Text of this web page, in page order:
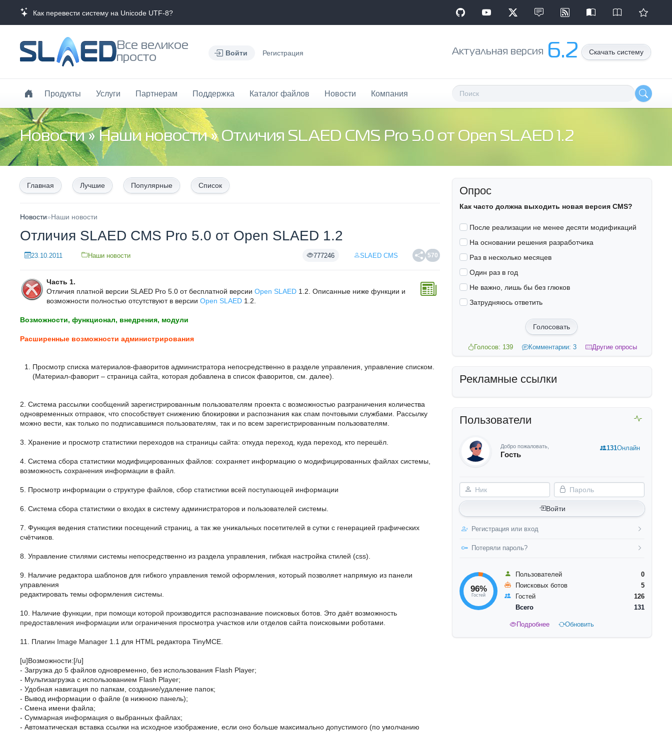
Как перевести систему на Unicode UTF-8?
Все великое
просто
Войти Регистрация Aктуальная версия 6.2 Скачать систему
Продукты Услуги Партнерам Поддержка Каталог файлов Новости Компания
Новости» Наши новости» Отличия SLAED CMS Pro 5.0 от Open SLAED 1.2
Главная Лучшие Популярные Список
Новости»Наши новости
Отличия SLAED CMS Pro 5.0 от Open SLAED 1.2
777246 SLAED CMS 570
23.10.2011 Наши новости
Часть 1.
Отличия платной версии SLAED Pro 5.0 от бесплатной версии Open SLAED 1.2. Описанные ниже функции и
возможности полностью отсутствуют в версии Open SLAED 1.2.
Возможности, функционал, внедрения, модули
Расширенные возможности администрирования
Просмотр списка материалов-фаворитов администратора непосредственно в разделе управления, управление списком.
(Материал-фаворит – страница сайта, которая добавлена в список фаворитов, см. далее).
2. Система рассылки сообщений зарегистрированным пользователям проекта с возможностью разграничения количества
одновременных отправок, что способствует снижению блокировки и распознания как спам почтовыми службами. Рассылку
можно вести, как только по подписавшимся пользователям, так и по всем зарегистрированным пользователям.
3. Хранение и просмотр статистики переходов на страницы сайта: откуда переход, куда переход, кто перешёл.
4. Система сбора статистики модифицированных файлов: сохраняет информацию о модифицированных файлах системы,
возможность сохранения информации в файл.
5. Просмотр информации о структуре файлов, сбор статистики всей поступающей информации
6. Система сбора статистики о входах в систему администраторов и пользователей системы.
7. Функция ведения статистики посещений страниц, а так же уникальных посетителей в сутки с генерацией графических
счётчиков.
8. Управление стилями системы непосредственно из раздела управления, гибкая настройка стилей (css).
9. Наличие редактора шаблонов для гибкого управления темой оформления, который позволяет напрямую из панели
управления
редактировать темы оформления системы.
10. Наличие функции, при помощи которой производится распознавание поисковых ботов. Это даёт возможность
предоставления информации или ограничения просмотра участков или отделов сайта поисковыми роботами.
11. Плагин Image Manager 1.1 для HTML редактора TinyMCE.
[u]Возможности:[/u]
- Загрузка до 5 файлов одновременно, без использования Flash Player;
- Мультизагрузка с использованием Flash Player;
- Удобная навигация по папкам, создание/удаление папок;
- Вывод информации о файле (в нижнюю панель);
- Смена имени файла;
- Суммарная информация о выбранных файлах;
- Автоматическая вставка ссылки на исходное изображение, если оно больше максимально допустимого (по умолчанию
Опрос
Как часто должна выходить новая версия CMS?
После реализации не менее десяти модификаций
На основании решения разработчика
Раз в несколько месяцев
Один раз в год
Не важно, лишь бы без глюков
Затрудняюсь ответить
Голосовать
Голосов: 139 Комментарии: 3 Другие опросы
Рекламные ссылки
Пользователи
Добро пожаловать,
Гость
Ник Пароль
Войти
Регистрация или вход
Потеряли пароль?
131Онлайн
96%
Гостей
Пользователей
0
Поисковых ботов
5
Гостей
126
Всего
131
Подробнее Обновить